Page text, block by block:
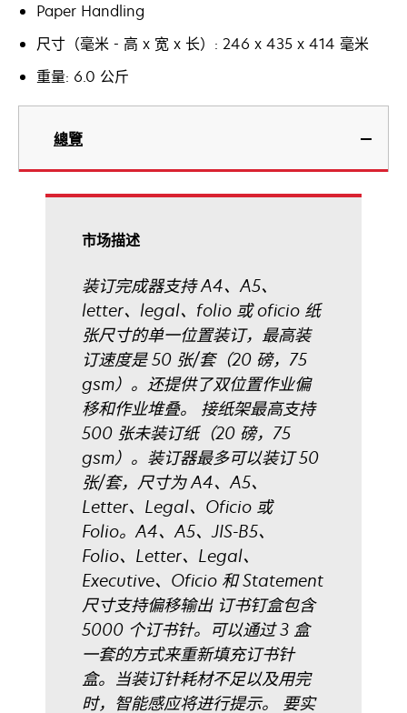
Paper Handling
尺寸（毫米 - 高 x 宽 x 长）: 246 x 435 x 414 毫米
重量: 6.0 公斤
總覽
市场描述
装订完成器支持 A4、A5、
letter、legal、folio 或 oficio 纸
张尺寸的单一位置装订，最高装
订速度是 50 张/套（20 磅，75
gsm）。还提供了双位置作业偏
移和作业堆叠。 接纸架最高支持
500 张未装订纸（20 磅，75
gsm）。装订器最多可以装订 50
张/套，尺寸为 A4、A5、
Letter、Legal、Oficio 或
Folio。A4、A5、JIS-B5、
Folio、Letter、Legal、
Executive、Oficio 和 Statement
尺寸支持偏移输出 订书钉盒包含
5000 个订书针。可以通过 3 盒
一套的方式来重新填充订书针
盒。当装订针耗材不足以及用完
时，智能感应将进行提示。 要实